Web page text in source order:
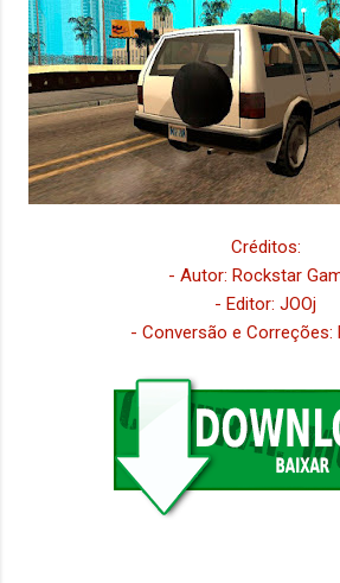
Créditos:
- Autor: Rockstar
- Editor: JOOj
- Conversão e Correções: